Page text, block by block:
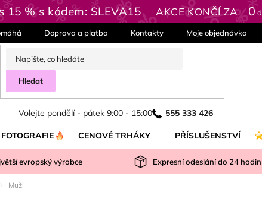
15 % s kódem: SLEVA15 AKCE KONČÍ ZA 0 d
Doprava a platba Kontakty Moje objednávka
Hledat
Volejte pondělí - pátek 9:00 - 15:00 555 333 426
CENOVÉ TRHÁKY PŘÍSLUŠENSTVÍ
evropský výrobce Expresní odeslání do 24hodin
Muži